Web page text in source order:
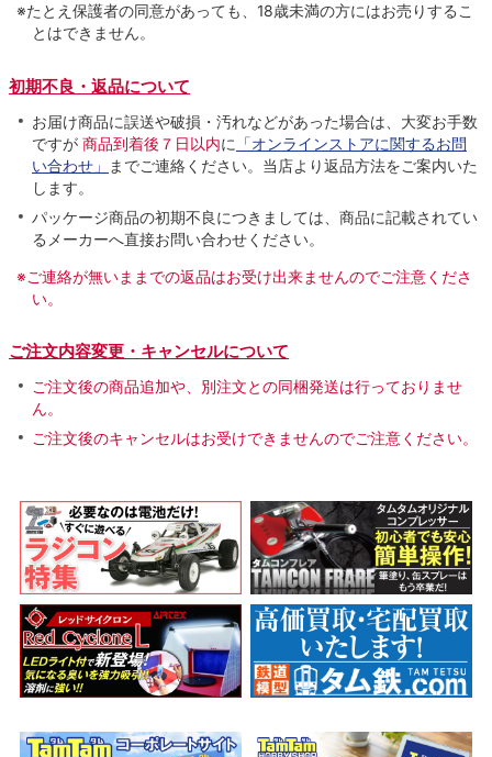
※たとえ保護者の同意があっても、18歳未満の方にはお売りするこ
とはできません。
初期不良・返品について
お届け商品に誤送や破損・汚れなどがあった場合は、大変お手数
ですが 商品到着後７日以内に 「オンラインストアに関するお問
い合わせ」
までご連絡ください。当店より返品方法をご案内いた
します。
パッケージ商品の初期不良につきましては、商品に記載されてい
るメーカーへ直接お問い合わせください。
※ご連絡が無いままでの返品はお受け出来ませんのでご注意くださ
い。
ご注文内容変更・キャンセルについて
ご注文後の商品追加や、別注文との同梱発送は行っておりませ
ん。
ご注文後のキャンセルはお受けできませんのでご注意ください。